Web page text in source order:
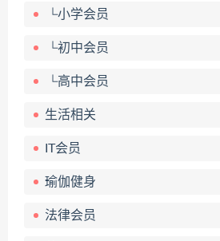
└小学会员
└初中会员
└高中会员
生活相关
IT会员
瑜伽健身
法律会员